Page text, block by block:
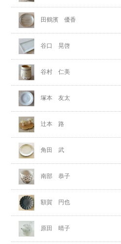
田鶴濱 優香
谷口 晃啓
谷村 仁美
塚本 友太
辻本 路
角田 武
南部 恭子
額賀 円也
原田 晴子